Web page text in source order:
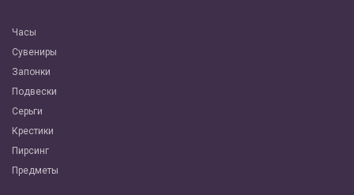
Часы
Сувениры
Запонки
Подвески
Серьги
Крестики
Пирсинг
Предметы